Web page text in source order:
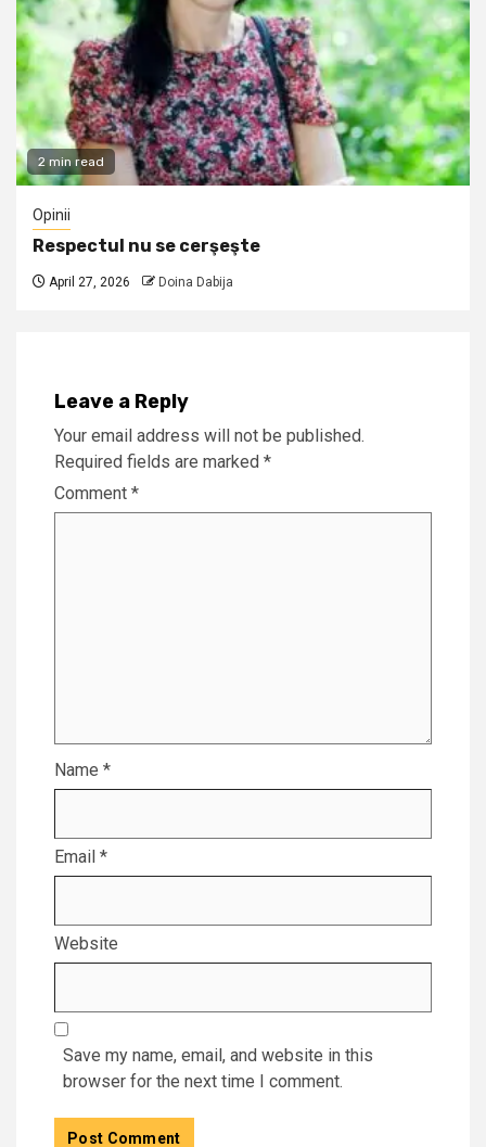
2 min read
Opinii
Respectul nu se cerşeşte
April 27, 2026 Doina Dabija
Leave a Reply
Your email address will not be published.
Required fields are marked *
Comment *
Name *
Email *
Website
Save my name, email, and website in this
browser for the next time I comment.